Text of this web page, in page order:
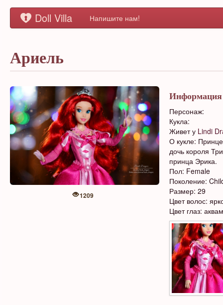
Doll Villa Напишите нам!
Ариель
1209
Информация
Персонаж:
Кукла:
Живет у Lindi
О кукле:
дочь короля
принца Эрика.
Пол: Female
Поколение:
Размер: 29
Цвет волос:
Цвет глаз: